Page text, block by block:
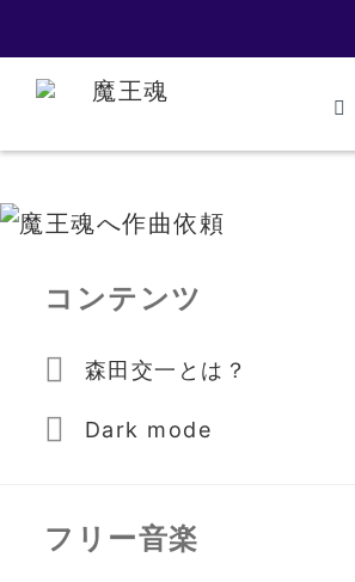
コンテンツ
森田交一とは？
Dark mode
フリー音楽